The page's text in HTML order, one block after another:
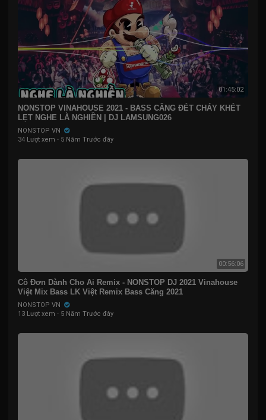
01:45:02
NONSTOP VINAHOUSE 2021 - BASS CĂNG ĐÉT CHÁY KHÉT
LẸT NGHE LÀ NGHIỀN | DJ LAMSUNG026
NONSTOP VN
34 Lượt xem · 5 Năm Trước đây
00:56:06
Cô Đơn Dành Cho Ai Remix - NONSTOP DJ 2021 Vinahouse
Việt Mix Bass LK Việt Remix Bass Căng 2021
NONSTOP VN
13 Lượt xem · 5 Năm Trước đây